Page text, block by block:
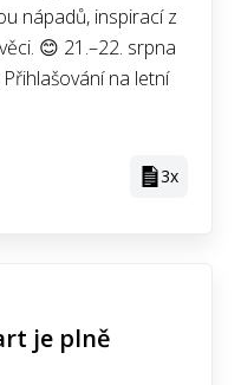
nápadů, inspirací z
😊 21.–22. srpna
na letní
3x
je plně